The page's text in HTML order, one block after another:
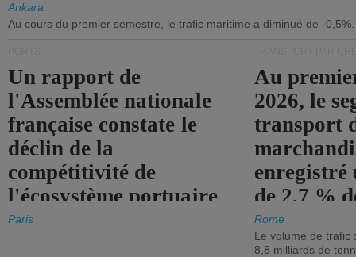
Ankara
Au cours du premier semestre, le trafic maritime a diminué de -0,5%.
Un rapport de
l'Assemblée nationale
française constate le
déclin de la
compétitivité de
l'écosystème portuaire
de l'État.
Paris
Au
2026, le
transport
enregistré
de 2,7 %
chiffre
Rome
Le volume de trafic
8,8 milliards de